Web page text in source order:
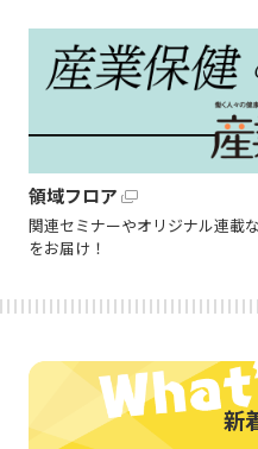
領域フロア
関連セミナーやオリジナル連載
をお届け！
新